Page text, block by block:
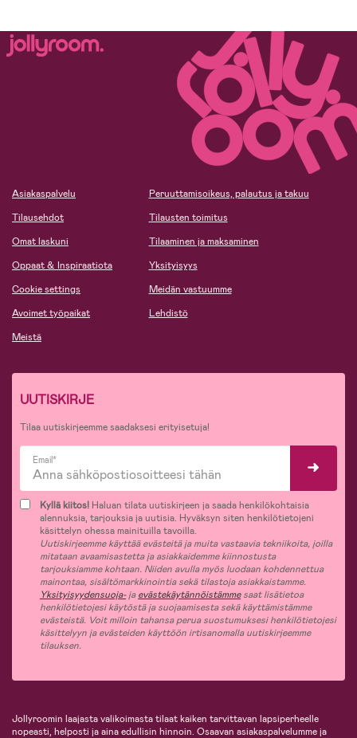
Asiakaspalvelu
Tilausehdot
Omat laskuni
Oppaat & Inspiraatiota
Cookie settings
Avoimet työpaikat
Meistä
Peruuttamisoikeus, palautus ja takuu
Tilausten toimitus
Tilaaminen ja maksaminen
Yksityisyys
Meidän vastuumme
Lehdistö
UUTISKIRJE
Tilaa uutiskirjeemme saadaksesi erityisetuja!
Email*
Kyllä kiitos! Haluan tilata uutiskirjeen ja saada henkilökohtaisia
alennuksia, tarjouksia ja uutisia. Hyväksyn siten henkilötietojeni
käsittelyn ohessa mainituilla tavoilla.
Uutiskirjeemme käyttää evästeitä ja muita vastaavia tekniikoita, joilla
mitataan avaamisastetta ja asiakkaidemme kiinnostusta
tarjouksiamme kohtaan. Niiden avulla myös luodaan kohdennettua
mainontaa, sisältömarkkinointia sekä tilastoja asiakkaistamme.
Yksityisyydensuoja-jaevästekäytännöistämmesaat lisätietoa
henkilötietojesi käytöstä ja suojaamisesta sekä käyttämistämme
evästeistä. Voit milloin tahansa perua suostumuksesi henkilötietojesi
käsittelyyn ja evästeiden käyttöön irtisanomalla uutiskirjeemme
tilauksen.
Jollyroomin laajasta valikoimasta tilaat kaiken tarvittavan lapsiperheelle
nopeasti, helposti ja aina edullisin hinnoin. Osaavan asiakaspalvelumme ja